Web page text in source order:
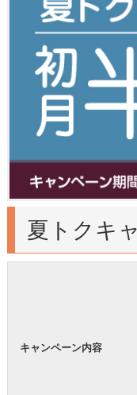
夏トクキ
キャンペーン内容